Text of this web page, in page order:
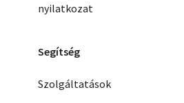
nyilatkozat
Segítség
Szolgáltatások